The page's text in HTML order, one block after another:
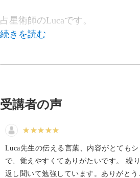
占星術師のLucaです。
技術をお伝えします。
受講者の声
Luca先生の伝える言葉、内容がとても
で、覚えやすくてありがたいです。 繰
返し聞いて勉強しています。ありがとう